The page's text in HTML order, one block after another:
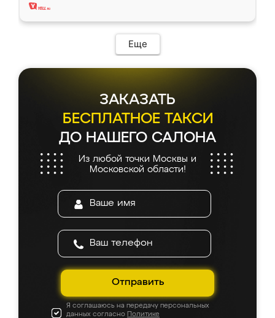
Еще
ЗАКАЗАТЬ
БЕСПЛАТНОЕ ТАКСИ
ДО НАШЕГО САЛОНА
Из любой точки Москвы и
Московской области!
Отправить
Я соглашаюсь на передачу персональных
данных согласно Политике